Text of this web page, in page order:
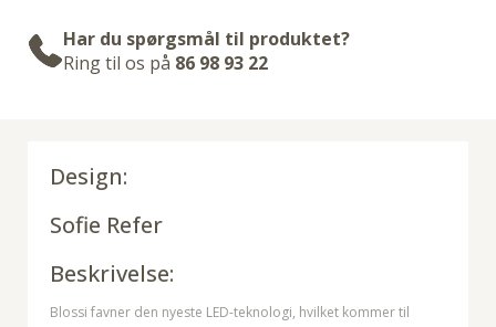
Har du spørgsmål til produktet?
Ring til os på 86 98 93 22
Design:
Sofie Refer
Beskrivelse:
Blossi favner den nyeste LED-teknologi, hvilket kommer til